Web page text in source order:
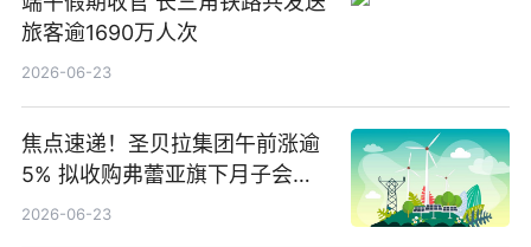
旅客逾1690万人次
2026-06-23
焦点速递！圣贝拉集团午前涨逾
5% 拟收购弗蕾亚旗下月子会所
业务少数股权
2026-06-23